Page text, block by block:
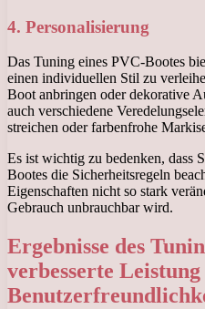
4. Personalisierung
Das Tuning eines PVC-Bootes
einen individuellen Stil zu
Boot anbringen oder dekorative
auch verschiedene
streichen oder farbenfrohe
Es ist wichtig zu bedenken, dass
Bootes die Sicherheitsregeln
Eigenschaften nicht so stark
Gebrauch unbrauchbar wird.
Ergebnisse des
verbesserte